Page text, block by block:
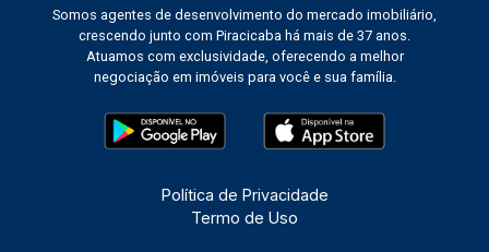
Somos agentes de desenvolvimento do mercado imobiliário,
crescendo junto com Piracicaba há mais de 37 anos.
Atuamos com exclusividade, oferecendo a melhor
negociação em imóveis para você e sua família.
Política de Privacidade
Termo de Uso